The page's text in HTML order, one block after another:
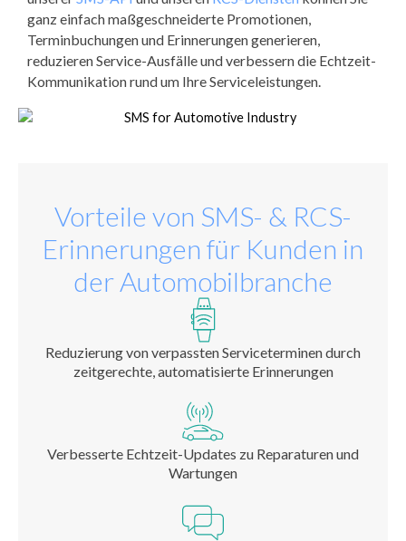
ganz einfach maßgeschneiderte Promotionen,
Terminbuchungen und Erinnerungen generieren,
reduzieren Service-Ausfälle und verbessern die Echtzeit-
Kommunikation rund um Ihre Serviceleistungen.
Vorteile von SMS- & RCS-
Erinnerungen für Kunden in
der Automobilbranche
Reduzierung von verpassten Serviceterminen durch
zeitgerechte, automatisierte Erinnerungen
Verbesserte Echtzeit-Updates zu Reparaturen und
Wartungen